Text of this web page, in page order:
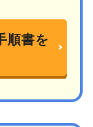
順書を